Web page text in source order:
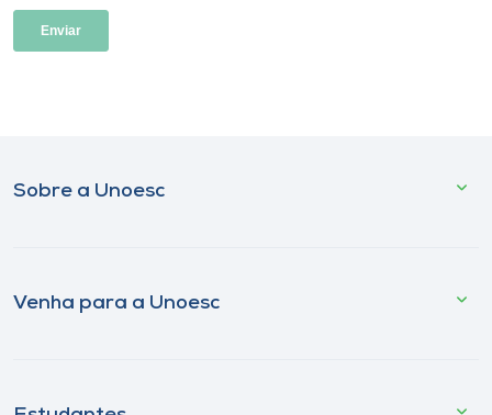
Sobre a Unoesc
Venha para a Unoesc